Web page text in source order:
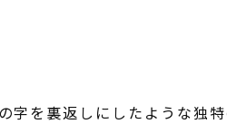
を裏返しにしたような独